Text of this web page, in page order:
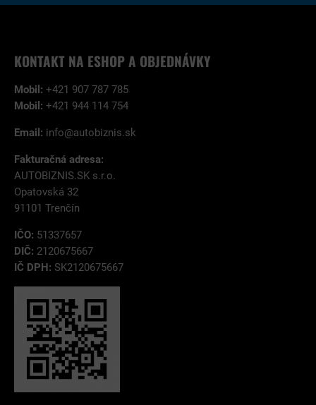
KONTAKT NA ESHOP A OBJEDNÁVKY
Mobil: +421 907 787 785
Mobil: +421 944 114 754
Email: info@autobiznis.sk
Fakturačná adresa:
AUTOBIZNIS.SK s.r.o.
Opatovská 32
91101 Trenčín
IČO: 51337657
DIČ: 2120675667
IČ DPH: SK2120675667